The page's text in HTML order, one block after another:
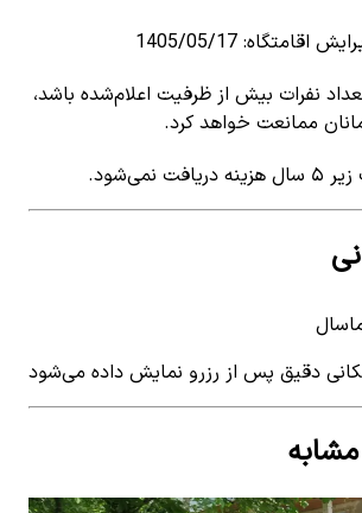
اقامتگاه:
1405/05/17
نفرات بیش از ظرفیت اعلام‌شده باشد،
ممانعت خواهد کرد.
نمی‌شود.